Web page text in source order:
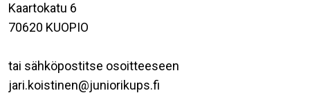
Kaartokatu 6
70620 KUOPIO
tai sähköpostitse osoitteeseen
jari.koistinen@juniorikups.fi